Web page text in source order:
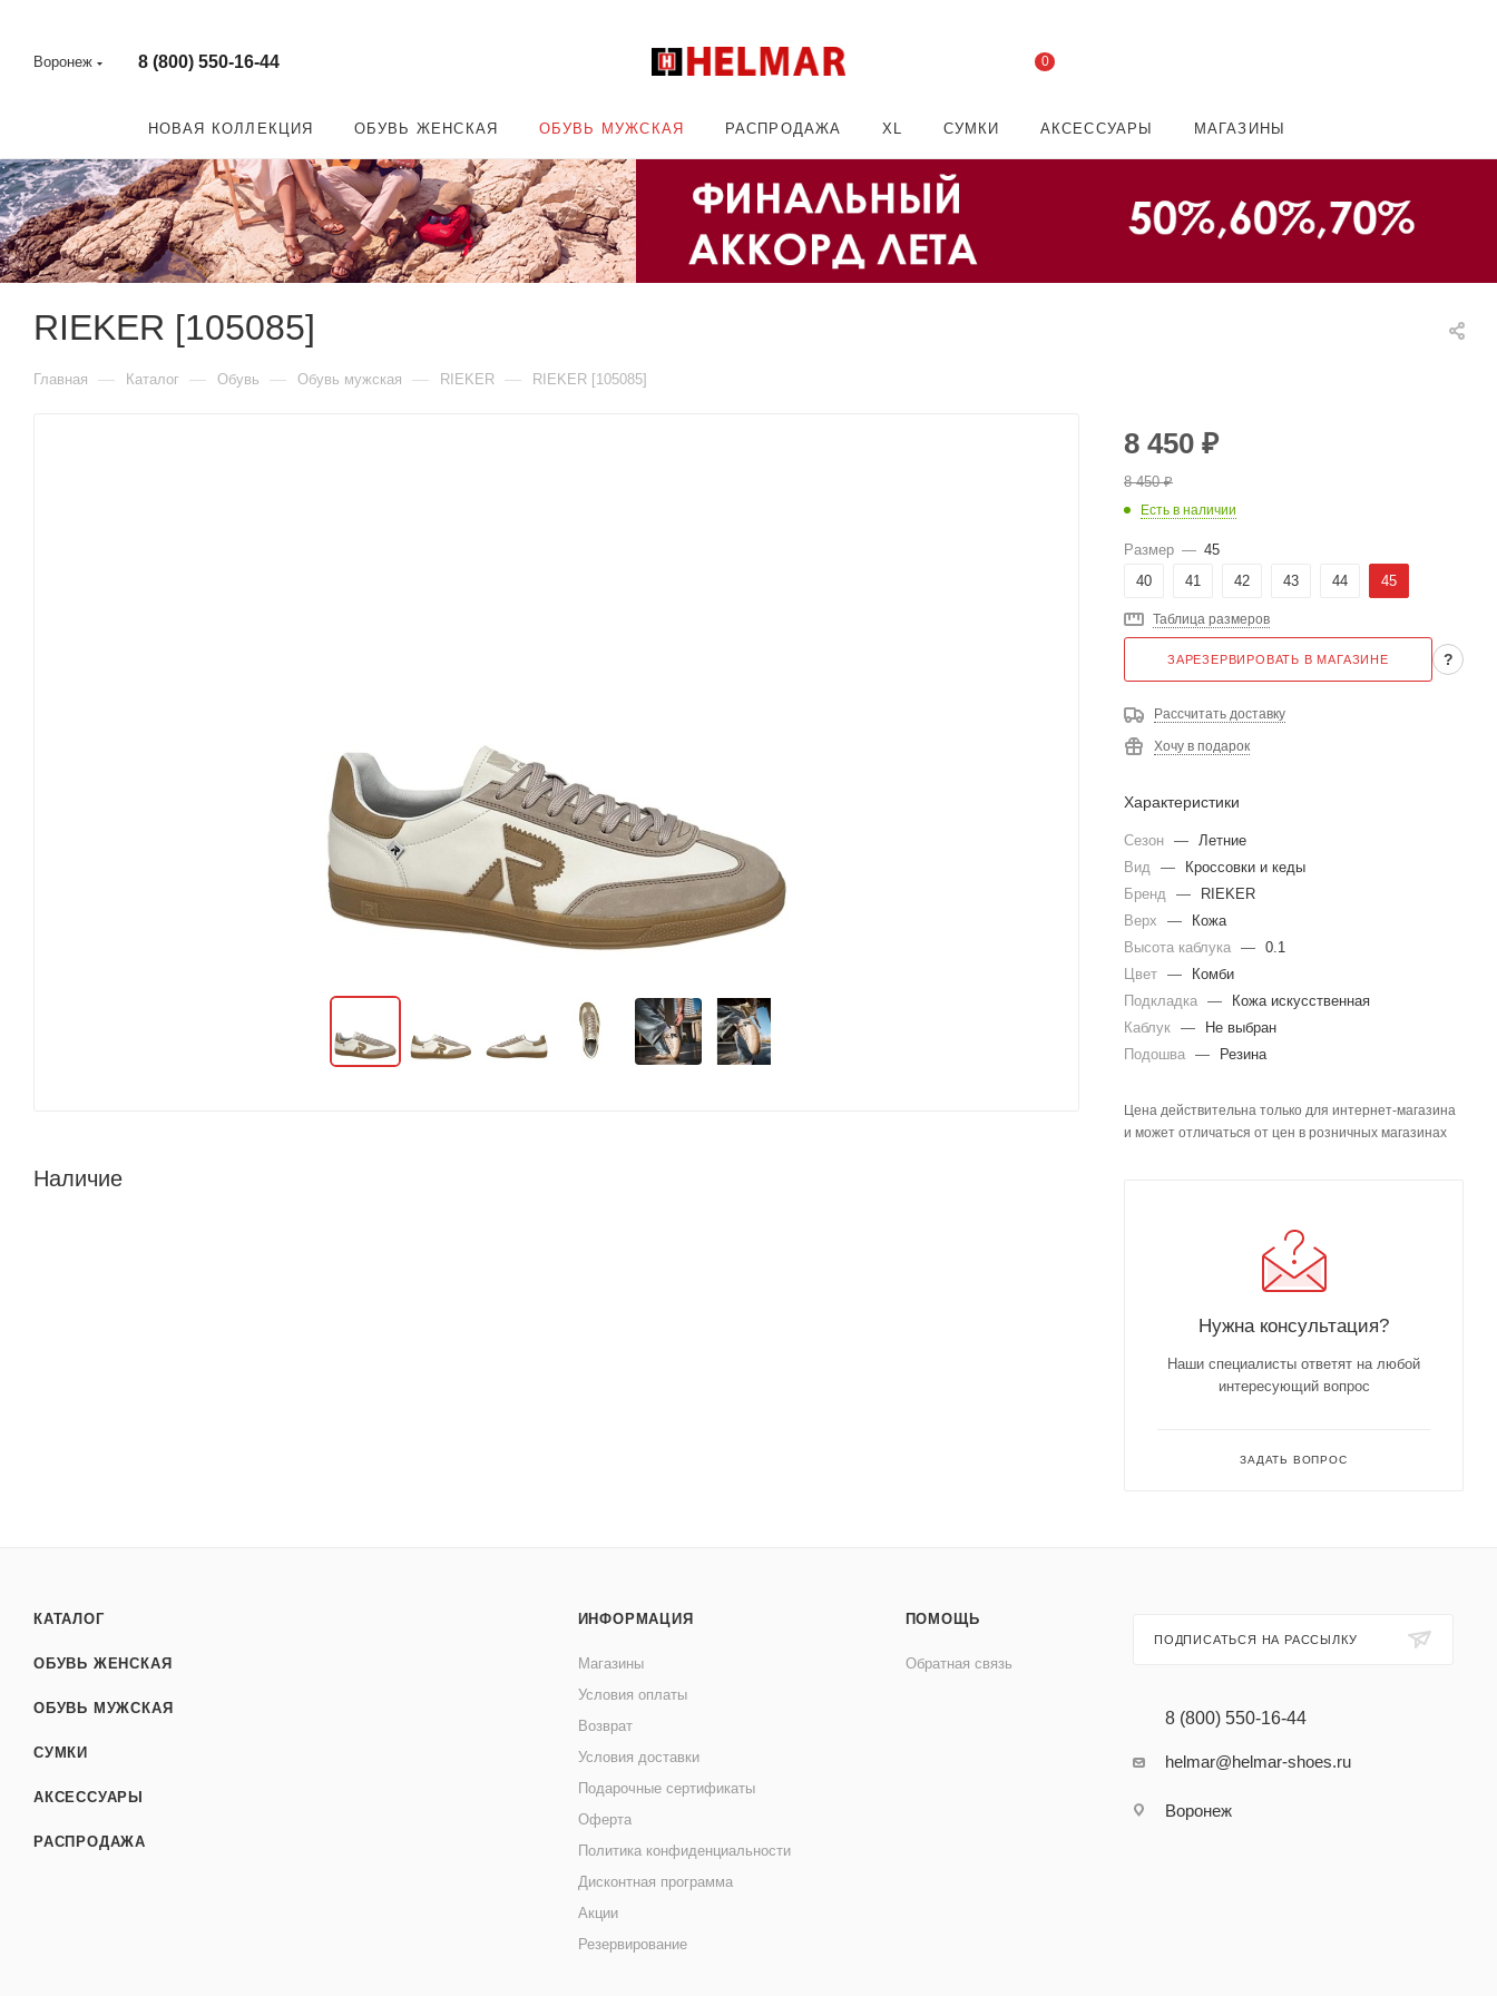
Воронеж 8 (800) 550-16-44 0
НОВАЯ КОЛЛЕКЦИЯ ОБУВЬ ЖЕНСКАЯ ОБУВЬ МУЖСКАЯ РАСПРОДАЖА XL СУМКИ АКСЕССУАРЫ МАГАЗИНЫ
RIEKER [105085]
Главная — Каталог — Обувь — Обувь мужская — RIEKER — RIEKER [105085]
Наличие
8 450 ₽
8 450₽
Есть в наличии
Размер — 45
40
41 42 43 44 45
Таблица размеров
ЗАРЕЗЕРВИРОВАТЬ В МАГАЗИНЕ ?
Рассчитать доставку
Хочу в подарок
Характеристики
Сезон — Летние
Вид —
Кроссовки и кеды
Бренд —
RIEKER
Верх
—
Кожа
Высота каблука — 0.1
Цвет —
Комби
Подкладка —
Кожа искусственная
Каблук —
Не выбран
Подошва — Резина
Цена действительна только для интернет-магазина
и может отличаться от цен в розничных магазинах
Нужна консультация?
Наши специалисты ответят на любой
интересующий вопрос
ЗАДАТЬ ВОПРОС
КАТАЛОГ
ОБУВЬ ЖЕНСКАЯ
ОБУВЬ МУЖСКАЯ
СУМКИ
АКСЕССУАРЫ
РАСПРОДАЖА
ИНФОРМАЦИЯ
Магазины
Условия оплаты
Возврат
Условия доставки
Подарочные сертификаты
Оферта
Политика конфиденциальности
Дисконтная программа
Акции
Резервирование
ПОМОЩЬ
Обратная связь
ПОДПИСАТЬСЯ НА РАССЫЛКУ
8 (800) 550-16-44
helmar@helmar-shoes.ru
Воронеж